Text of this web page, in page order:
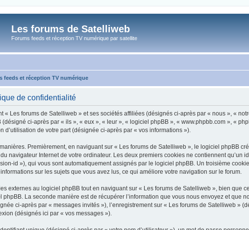
Les forums de Satelliweb
Forums feeds et réception TV numérique par satellite
feeds et réception TV numérique
de confidentialité
Les forums de Satelliweb » et ses sociétés affiliées (désignés ci-après par « nous », «
ci-après par « ils », « eux », « leur », « logiciel phpBB », « www.phpbb.com », «
d’utilisation de votre part (désignée ci-après par « vos informations »).
Premièrement, en naviguant sur « Les forums de Satelliweb », le logiciel phpBB
navigateur Internet de votre ordinateur. Les deux premiers cookies ne contiennent qu’un
id »), qui vous sont automatiquement assignés par le logiciel phpBB. Un troisième
sur les sujets que vous avez lus, ce qui améliore votre navigation sur le forum.
externes au logiciel phpBB tout en naviguant sur « Les forums de Satelliweb », bien que
La seconde manière est de récupérer l’information que vous nous envoyez et que
ci-après par « messages invités »), l’enregistrement sur « Les forums de Satelliweb »
(désignés ici par « vos messages »).